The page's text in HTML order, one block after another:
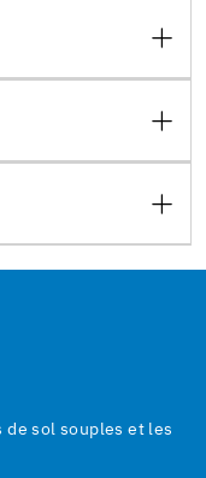
de sol souples et les